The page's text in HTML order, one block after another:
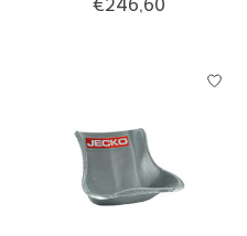
€246,60